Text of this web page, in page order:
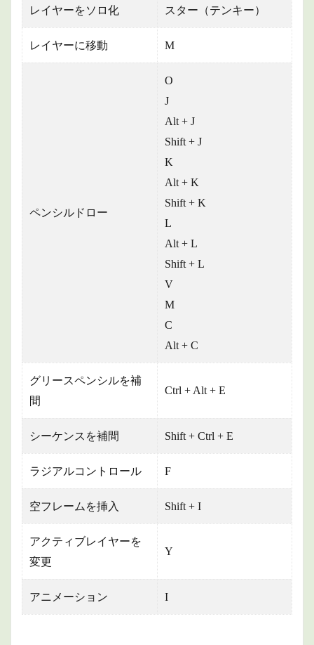
レイヤーをソロ化 スター（テンキー）
レイヤーに移動 M
ペンシルドロー
O
J
Alt + J
Shift + J
K
Alt + K
Shift + K
L
Alt + L
Shift + L
V
M
C
Alt + C
グリースペンシルを補
間
Ctrl + Alt + E
シーケンスを補間 Shift + Ctrl + E
ラジアルコントロール F
空フレームを挿入 Shift + I
アクティブレイヤーを
変更
Y
アニメーション I